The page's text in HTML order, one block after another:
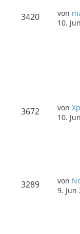
3420 von
10.
3672 von
10.
3289 von
9. Jun